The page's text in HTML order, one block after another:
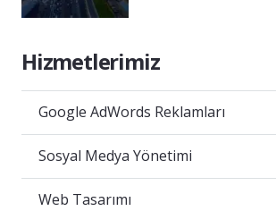
Hizmetlerimiz
Google AdWords Reklamları
Sosyal Medya Yönetimi
Web Tasarımı